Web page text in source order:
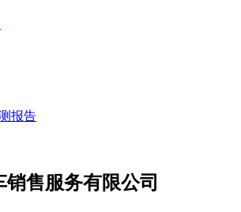
报告
售服务有限公司